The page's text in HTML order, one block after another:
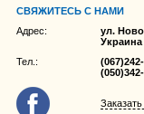
СВЯЖИТЕСЬ С НАМИ
Адрес:
ул.
Украина
Тел.: